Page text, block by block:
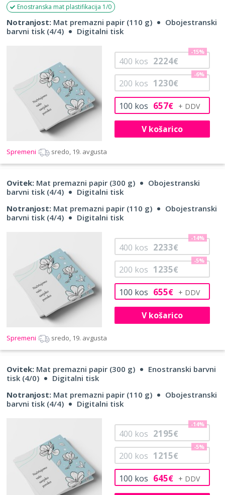
Enostranska mat plastifikacija 1/0
Notranjost: Mat premazni papir (110 g)
Obojestranski
barvni tisk (4/4)
Digitalni tisk
100 kos 657€
200 kos 1230€
-6%
400 kos 2224€
-15%
V košarico
Spremeni sredo, 19. avgusta
Ovitek: Mat premazni papir (300 g)
Obojestranski
barvni tisk (4/4)
Digitalni tisk
Notranjost: Mat premazni papir (110 g)
Obojestranski
barvni tisk (4/4)
Digitalni tisk
100 kos 655€
200 kos 1235€
-5%
400 kos 2233€
-14%
V košarico
Spremeni sredo, 19. avgusta
Ovitek: Mat premazni papir (300 g)
Enostranski barvni
tisk (4/0)
Digitalni tisk
Notranjost: Mat premazni papir (110 g)
Obojestranski
barvni tisk (4/4)
Digitalni tisk
100 kos 645€
200 kos 1215€
-5%
400 kos 2195€
-14%